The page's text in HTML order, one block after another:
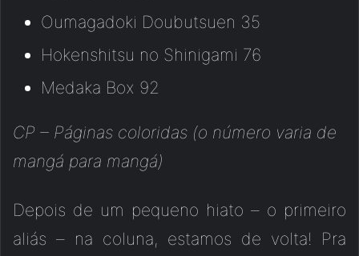
Oumagadoki Doubutsuen 35
Hokenshitsu no Shinigami 76
Medaka Box 92
CP – Páginas coloridas (o número varia de
mangá para mangá)
Depois de um pequeno hiato – o primeiro
aliás – na coluna, estamos de volta! Pra